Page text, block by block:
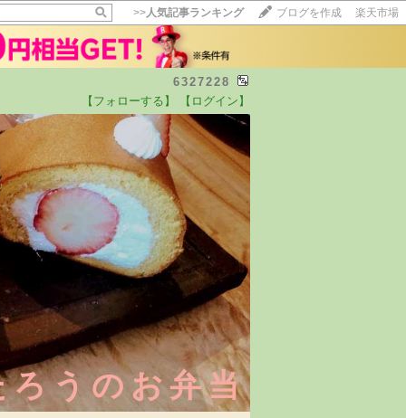
>>人気記事ランキング ブログを作成 楽天市場
6327228
【フォローする】 【ログイン】
ろうのお弁当